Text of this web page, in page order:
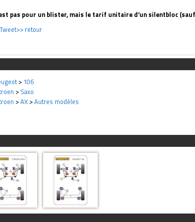
pas pour un blister, mais le tarif unitaire d'un silentbloc
Tweet>> retour
> 106
> Saxo
>AX >Autres modèles